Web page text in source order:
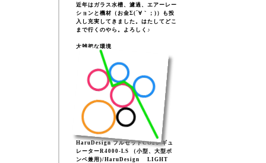
近年はガラス水槽、濾過、エアーレー
ションと機材（お金Σ(´∀｀；)）も投
入し充実してきました。はたしてどこ
まで行くのやら。よろしく♪
大雑把な環境
HaruDesign フルセットCO2レギュ
レーターR4000-LS （小型、大型ボ
ンベ兼用)/HaruDesign LIGHT